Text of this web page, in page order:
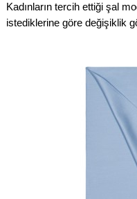
Kadınların tercih ettiği şal
istediklerine göre değişiklik